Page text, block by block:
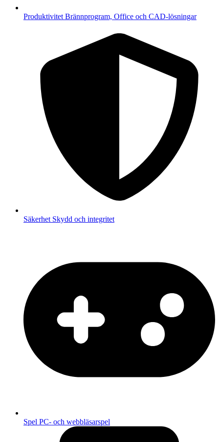
Produktivitet Brännprogram, Office och CAD-lösningar
Säkerhet Skydd och integritet
Spel PC- och webbläsarspel